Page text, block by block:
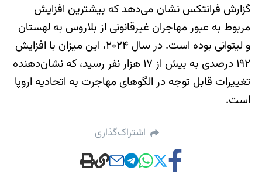
گزارش فرانتکس نشان می‌دهد که بیشترین افزایش
مربوط به عبور مهاجران غیرقانونی از بلاروس به لهستان
و لیتوانی بوده است. در سال ۲۰۲۴، این میزان با افزایش
۱۹۲ درصدی به بیش از ۱۷ هزار نفر رسید، که نشان‌دهنده
تغییرات قابل توجه در الگوهای مهاجرت به اتحادیه اروپا
است.
اشتراک‌گذاری